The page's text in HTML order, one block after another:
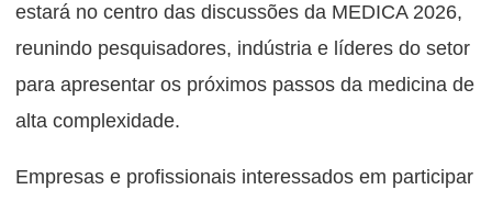
estará no centro das discussões da MEDICA 2026,
reunindo pesquisadores, indústria e líderes do setor
para apresentar os próximos passos da medicina de
alta complexidade.
Empresas e profissionais interessados em participar